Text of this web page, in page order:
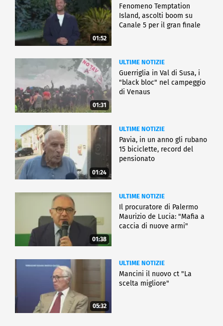
01:52
Fenomeno Temptation
Island, ascolti boom su
Canale 5 per il gran finale
01:31
ULTIME NOTIZIE
Guerriglia in Val di Susa, i
"black bloc" nel campeggio
di Venaus
01:24
ULTIME NOTIZIE
Pavia, in un anno gli rubano
15 biciclette, record del
pensionato
01:38
ULTIME NOTIZIE
Il procuratore di Palermo
Maurizio de Lucia: "Mafia a
caccia di nuove armi"
05:32
ULTIME NOTIZIE
Mancini il nuovo ct "La
scelta migliore"